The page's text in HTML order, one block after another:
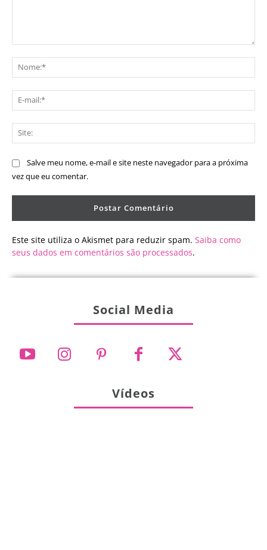
Salve meu nome, e-mail e site neste navegador para a próxima
vez que eu comentar.
Este site utiliza o Akismet para reduzir spam. Saiba como
seus dados em comentários são processados.
Social Media
Vídeos